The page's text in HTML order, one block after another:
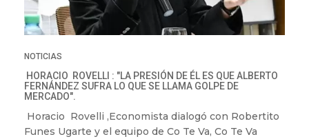
NOTICIAS
HORACIO ROVELLI : "LA PRESIÓN DE ÉL ES QUE ALBERTO
FERNÁNDEZ SUFRA LO QUE SE LLAMA GOLPE DE
MERCADO".
Horacio Rovelli ,Economista dialogó con Robertito
Funes Ugarte y el equipo de Co Te Va, Co Te Va